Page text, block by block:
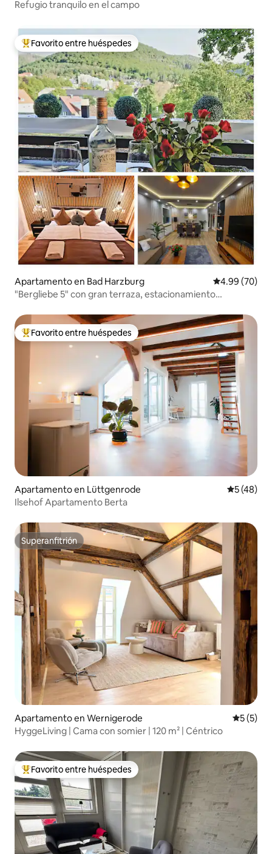
Refugio tranquilo en el campo
Favorito entre huéspedes preferido
Favorito entre huéspedes
Apartamento en Bad Harzburg Calificación
4.99 (70)
"Bergliebe 5" con gran terraza, estacionamiento
Favorito entre huéspedes preferido
Favorito entre huéspedes
Apartamento en Lüttgenrode
5 (48)
Ilsehof Apartamento Berta
Superanfitrión
Superanfitrión
Apartamento en Wernigerode
5 (5)
HyggeLiving | Cama con somier | 120 m² | Céntrico
Favorito entre huéspedes preferido
Favorito entre huéspedes